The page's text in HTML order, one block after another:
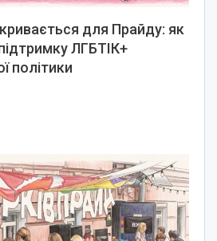
для Прайду: як
ЛГБТІК+
політики